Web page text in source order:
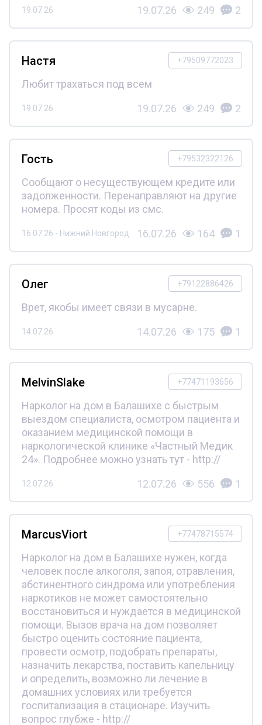
19.07.26 19.07.26 249 2
+79509772023
Настя
Любит трахаться под всем
19.07.26 19.07.26 249 2
+79532322126
Гость
Сообщают о несуществующем кредите или
задолженности. Перенаправляют на другие
номера. Просят коды из смс.
16.07.26 - Нижний Новгород 16.07.26 164 1
+79122886426
Олег
Врет, якобы имеет связи в мусарне.
14.07.26 14.07.26 175 1
+77471193656
MelvinSlake
Нарколог на дом в Балашихе с быстрым
выездом специалиста, осмотром пациента и
оказанием медицинской помощи в
наркологической клинике «Частный Медик
24». Подробнее можно узнать тут - http://
12.07.26 12.07.26 556 1
+77478715574
MarcusViort
Нарколог на дом в Балашихе нужен, когда
человек после алкоголя, запоя, отравления,
абстинентного синдрома или употребления
наркотиков не может самостоятельно
восстановиться и нуждается в медицинской
помощи. Вызов врача на дом позволяет
быстро оценить состояние пациента,
провести осмотр, подобрать препараты,
назначить лекарства, поставить капельницу
и определить, возможно ли лечение в
домашних условиях или требуется
госпитализация в стационаре. Изучить
вопрос глубже - http://